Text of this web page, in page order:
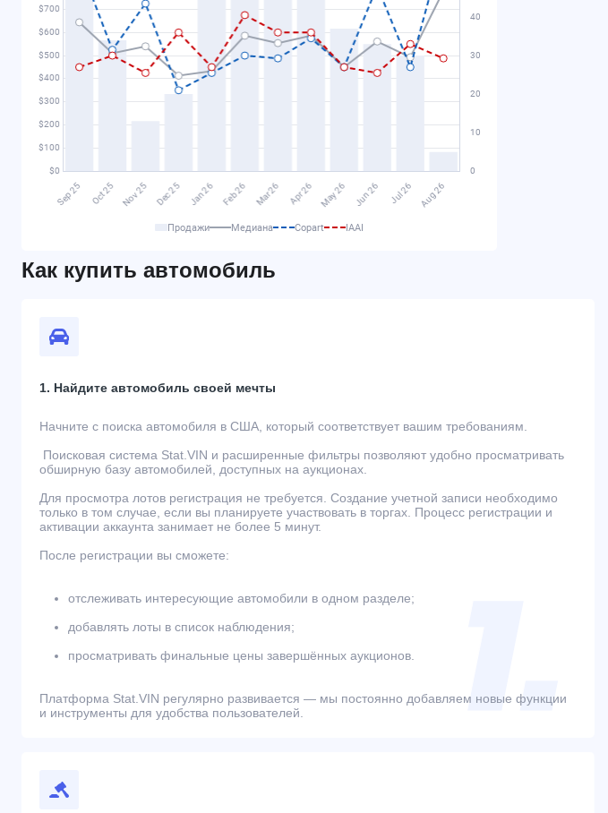
Продажи Медиана Copart IAAI
Как купить автомобиль
1. Найдите автомобиль своей мечты
Начните с поиска автомобиля в США, который соответствует вашим требованиям.
Поисковая система Stat.VIN и расширенные фильтры позволяют удобно просматривать
обширную базу автомобилей, доступных на аукционах.
Для просмотра лотов регистрация не требуется. Создание учетной записи необходимо
только в том случае, если вы планируете участвовать в торгах. Процесс регистрации и
активации аккаунта занимает не более 5 минут.
После регистрации вы сможете:
отслеживать интересующие автомобили в одном разделе;
добавлять лоты в список наблюдения;
просматривать финальные цены завершённых аукционов.
Платформа Stat.VIN регулярно развивается — мы постоянно добавляем новые функции
и инструменты для удобства пользователей.